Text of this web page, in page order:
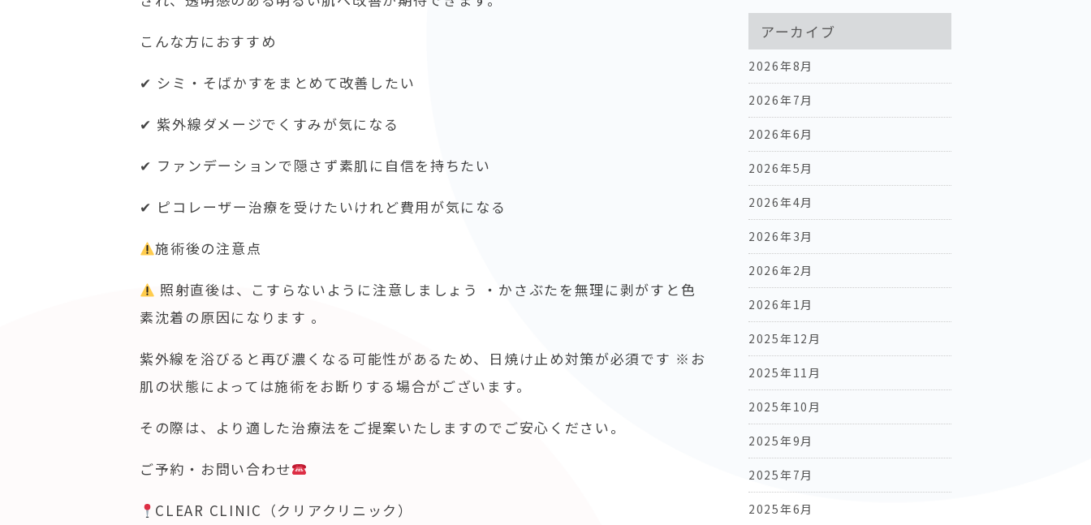
こんな方におすすめ
✔ シミ・そばかすをまとめて改善したい
✔ 紫外線ダメージでくすみが気になる
✔ ファンデーションで隠さず素肌に自信を持ちたい
✔ ピコレーザー治療を受けたいけれど費用が気になる
施術後の注意点
照射直後は、こすらないように注意しましょう ・かさぶたを無理に剥がすと色
素沈着の原因になります 。
紫外線を浴びると再び濃くなる可能性があるため、日焼け止め対策が必須です ※お
肌の状態によっては施術をお断りする場合がございます。
その際は、より適した治療法をご提案いたしますのでご安心ください。
ご予約・お問い合わせ
CLEAR CLINIC（クリアクリニック）
アーカイブ
2026年8月
2026年7月
2026年6月
2026年5月
2026年4月
2026年3月
2026年2月
2026年1月
2025年12月
2025年11月
2025年10月
2025年9月
2025年7月
2025年6月